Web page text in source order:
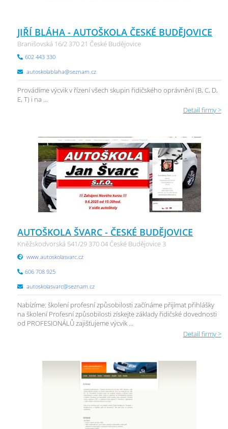
JIŘÍ BLÁHA - AUTOŠKOLA ČESKÉ BUDĚJOVICE
Branišovská 16/2 370 21 České Budějovice
602 443 330
autoskolablaha@seznam.cz
Provádíme výcvik v řízení všech skupin řidičského oprávnění (B, C, D,
E, T) i na ...
Detail firmy >
AUTOŠKOLA ŠVARC - ČESKÉ BUDĚJOVICE
Kněžskodvorská 541/29 370 04 České Budějovice 3
www.autoskolasvarc.cz
606 708 925
autoskolasvarc@seznam.cz
Nabízíme: školení profesní způsobilosti začínáme přijímat přihlášky
na školení Profesní způsobilosti získejte základy řidičské dovednosti
od PROFESIONÁLŮ zajišťujeme výcvik ...
Detail firmy >